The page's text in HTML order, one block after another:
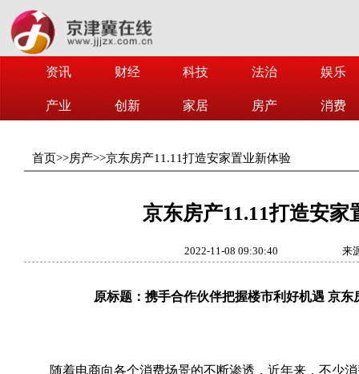
资讯 财经 科技 法治 娱乐
产业 创新 家居 房产 消费
首页>>房产>>京东房产11.11打造安家置业新体验
京东房产11.11打造安家
2022-11-08 09:30:40 来
原标题：携手合作伙伴把握楼市利好机遇 京东
随着电商向各个消费场景的不断渗透，近年来，不少